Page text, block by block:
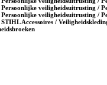
veiligheidsuitrusting /
veiligheidsuitrusting /
Accessoires /